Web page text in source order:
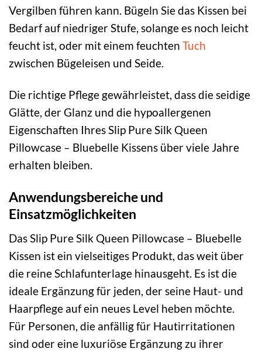
Vergilben führen kann. Bügeln Sie das Kissen bei
Bedarf auf niedriger Stufe, solange es noch leicht
feucht ist, oder mit einem feuchten Tuch
zwischen Bügeleisen und Seide.
Die richtige Pflege gewährleistet, dass die seidige
Glätte, der Glanz und die hypoallergenen
Eigenschaften Ihres Slip Pure Silk Queen
Pillowcase – Bluebelle Kissens über viele Jahre
erhalten bleiben.
Anwendungsbereiche und
Einsatzmöglichkeiten
Das Slip Pure Silk Queen Pillowcase – Bluebelle
Kissen ist ein vielseitiges Produkt, das weit über
die reine Schlafunterlage hinausgeht. Es ist die
ideale Ergänzung für jeden, der seine Haut- und
Haarpflege auf ein neues Level heben möchte.
Für Personen, die anfällig für Hautirritationen
sind oder eine luxuriöse Ergänzung zu ihrer